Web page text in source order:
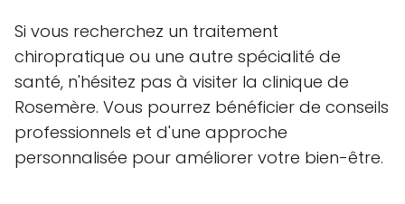
Si vous recherchez un traitement
chiropratique ou une autre spécialité de
santé, n'hésitez pas à visiter la clinique de
Rosemère. Vous pourrez bénéficier de conseils
professionnels et d'une approche
personnalisée pour améliorer votre bien-être.